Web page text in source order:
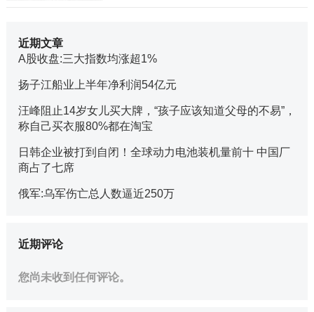
近期文章
A股收盘:三大指数均涨超1%
扬子江船业上半年净利润54亿元
汪峰阻止14岁女儿买大牌，“孩子应该知道父母的不易”，
称自己买衣服80%都在淘宝
日韩企业被打到自闭！全球动力电池装机量前十 中国厂
商占了七席
俄军:乌军伤亡总人数逼近250万
近期评论
您尚未收到任何评论。